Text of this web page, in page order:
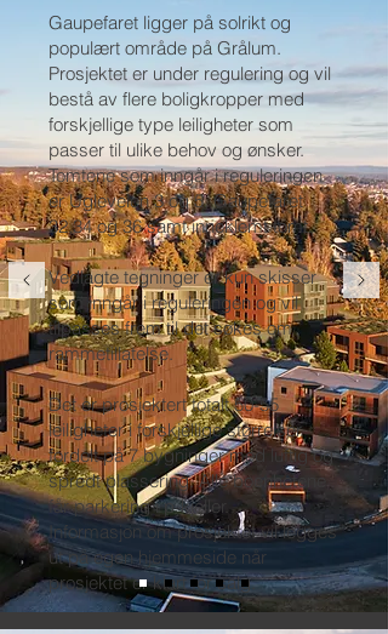
Gaupefaret ligger på solrikt og
populært område på Grålum.
Prosjektet er under regulering og vil
bestå av flere boligkropper med
forskjellige type leiligheter som
passer til ulike behov og ønsker.
Tomtene som inngår i reguleringen
er Ugleveien 3 og 5, Gaupefaret
32,34 og 36 samt inneklemt tomt.
Vedlagte tegninger er kun skisser
som inngår i reguleringen og vil
tilpasses frem til det søkes om
rammetillatelse.
Det er prosjektert totalt 50-55
leiligheter i forskjellige størrelser
fordelt på 7 bygninger med luftig og
spredt plassering. Alle boenhetene
får parkering i p-kjeller.
Informasjon om prosjektet vil legges
ut på egen hjemmeside når
prosjektet er klart for salg.